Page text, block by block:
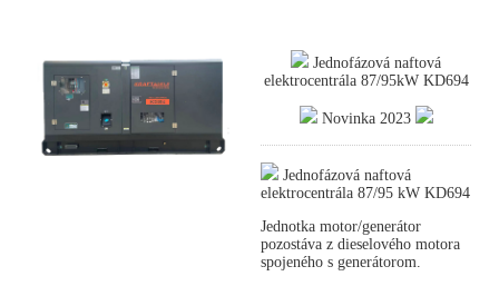
Jednofázová naftová
elektrocentrála 87/95kW KD694
Novinka 2023
Jednofázová naftová
elektrocentrála 87/95 kW KD694
Jednotka motor/generátor
pozostáva z dieselového motora
spojeného s generátorom.